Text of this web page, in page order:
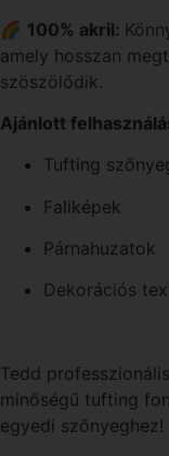
🌈 100% akril:
amely hosszan
szöszölődik.
Ajánlott
Tufting
Faliképek
Párnahuzatok
Dekorációs
Tedd
minőségű tufting
egyedi szőnyeghez!